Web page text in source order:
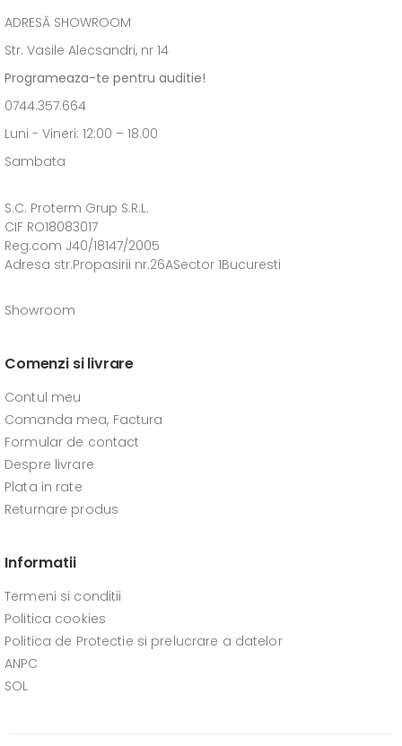
ADRESĂ SHOWROOM
Str. Vasile Alecsandri, nr 14
Programeaza-te pentru auditie!
0744.357.664
Luni - Vineri: 12:00 – 18.00
Sambata
S.C. Proterm Grup S.R.L.
CIF RO18083017
Reg.com J40/18147/2005
Adresa str.Propasirii nr.26ASector 1Bucuresti
Showroom
Comenzi si livrare
Contul meu
Comanda mea, Factura
Formular de contact
Despre livrare
Plata in rate
Returnare produs
Informatii
Termeni si conditii
Politica cookies
Politica de Protectie si prelucrare a datelor
ANPC
SOL